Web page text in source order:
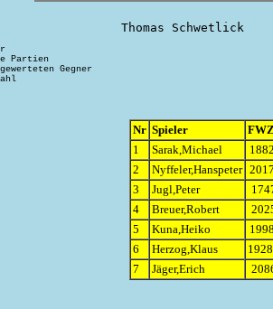
Partien
Gegner
Nr Spieler
1
Sarak,Michael
2
Nyffeler,Hanspeter
3
Jugl,Peter
4
Breuer,Robert
5
Kuna,Heiko
6
Herzog,Klaus
7
Jäger,Erich